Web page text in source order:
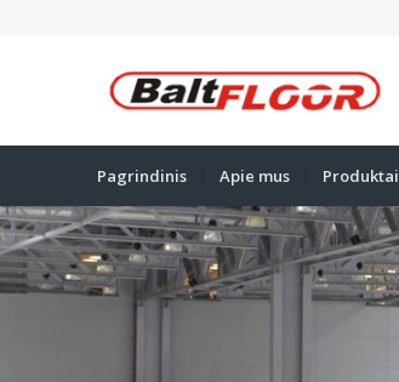
Pagrindinis Apie mus Produktai